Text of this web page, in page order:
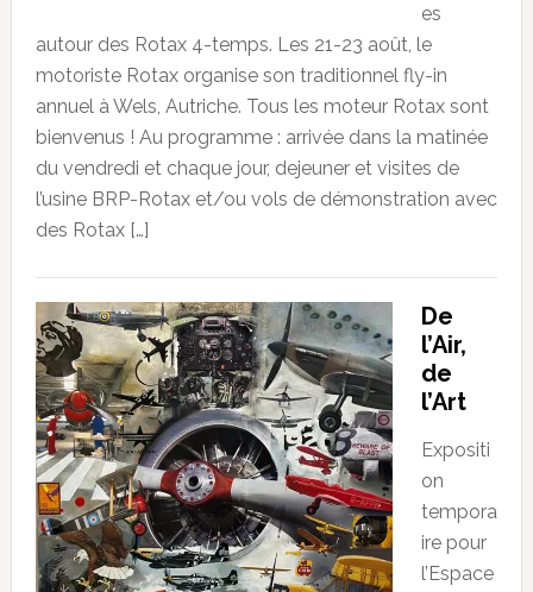
es
autour des Rotax 4-temps. Les 21-23 août, le
motoriste Rotax organise son traditionnel fly-in
annuel à Wels, Autriche. Tous les moteur Rotax sont
bienvenus ! Au programme : arrivée dans la matinée
du vendredi et chaque jour, dejeuner et visites de
l’usine BRP-Rotax et/ou vols de démonstration avec
des Rotax […]
De
l’Air,
de
l’Art
Expositi
on
tempora
ire pour
l’Espace